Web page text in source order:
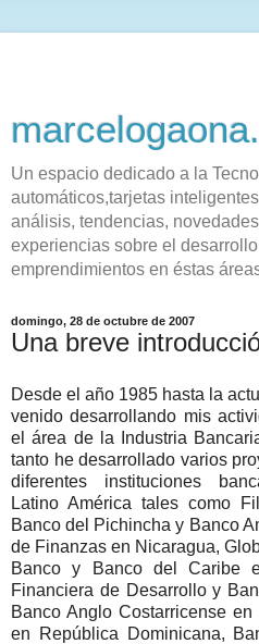
Un espacio dedicado a la
automáticos,tarjetas
análisis, tendencias,
experiencias sobre el
emprendimientos en éstas
domingo, 28 de octubre de 2007
Una breve
Desde el año 1985 hasta la
venido desarrollando mis
el área de la Industria
tanto he desarrollado varios
diferentes instituciones
Latino América tales como
Banco del Pichincha y Banco
de Finanzas en Nicaragua,
Banco y Banco del Caribe
Financiera de Desarrollo y
Banco Anglo Costarricense
en República Dominicana,